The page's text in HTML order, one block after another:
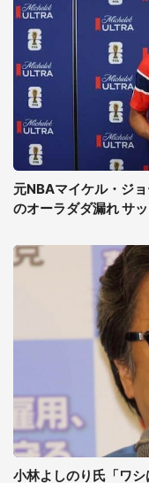
元NBAマイケル・ジ
のオーラダダ漏れ サ
小林よしのり氏「ワ